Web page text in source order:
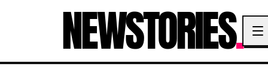
NEWSTORIES.